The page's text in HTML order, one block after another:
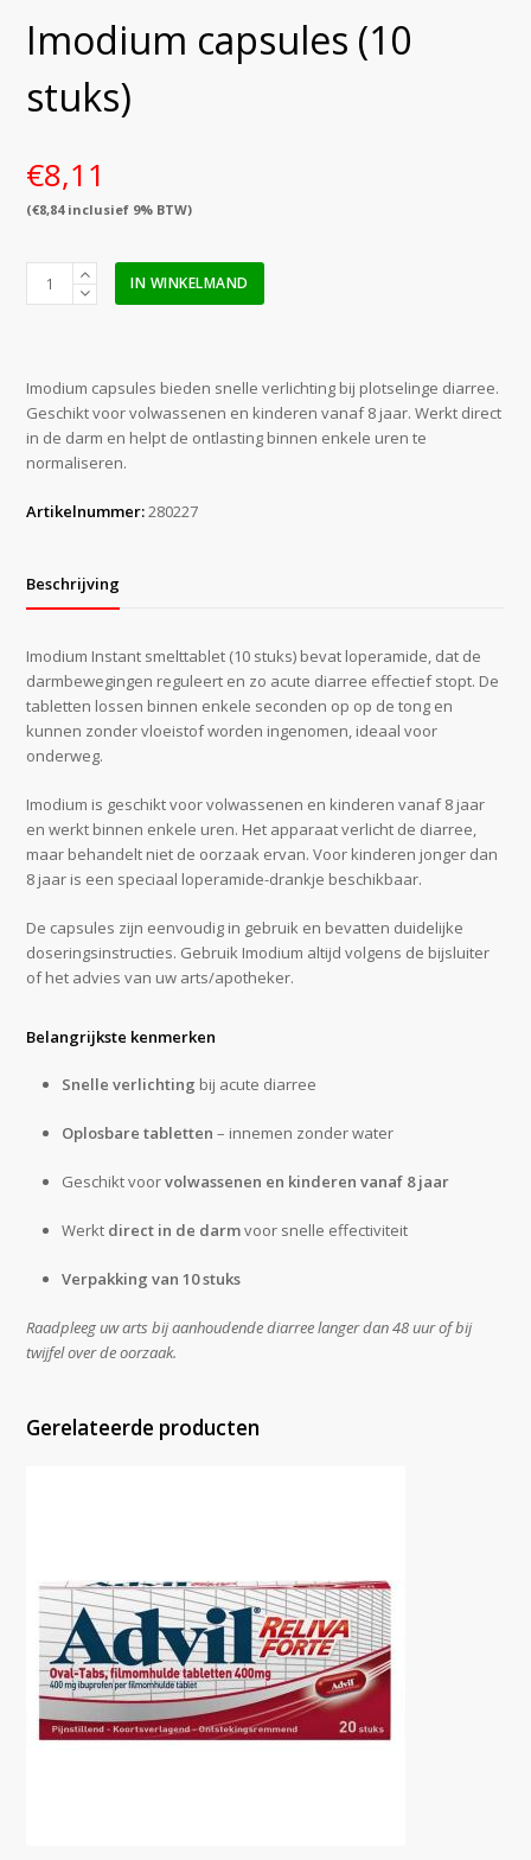
Imodium capsules (10
stuks)
€8,11
(€8,84inclusief 9% BTW)
Imodium
capsules
IN WINKELMAND
Imodium capsules bieden snelle verlichting bij plotselinge diarree.
Geschikt voor volwassenen en kinderen vanaf 8 jaar. Werkt direct
in de darm en helpt de ontlasting binnen enkele uren te
normaliseren.
Artikelnummer:280227
Beschrijving
Imodium Instant smelttablet (10 stuks) bevat loperamide, dat de
darmbewegingen reguleert en zo acute diarree effectief stopt. De
tabletten lossen binnen enkele seconden op op de tong en
kunnen zonder vloeistof worden ingenomen, ideaal voor
onderweg.
Imodium is geschikt voor volwassenen en kinderen vanaf 8 jaar
en werkt binnen enkele uren. Het apparaat verlicht de diarree,
maar behandelt niet de oorzaak ervan. Voor kinderen jonger dan
8 jaar is een speciaal loperamide-drankje beschikbaar.
De capsules zijn eenvoudig in gebruik en bevatten duidelijke
doseringsinstructies. Gebruik Imodium altijd volgens de bijsluiter
of het advies van uw arts/apotheker.
Belangrijkste kenmerken
Snelle verlichting bij acute diarree
Oplosbare tabletten – innemen zonder water
Geschikt voorvolwassenen en kinderen vanaf 8 jaar
Werkt direct in de darmvoor snelle effectiviteit
Verpakking van 10 stuks
Raadpleeg uw arts bij aanhoudende diarree langer dan 48 uur of bij
twijfel over de oorzaak.
Gerelateerde producten